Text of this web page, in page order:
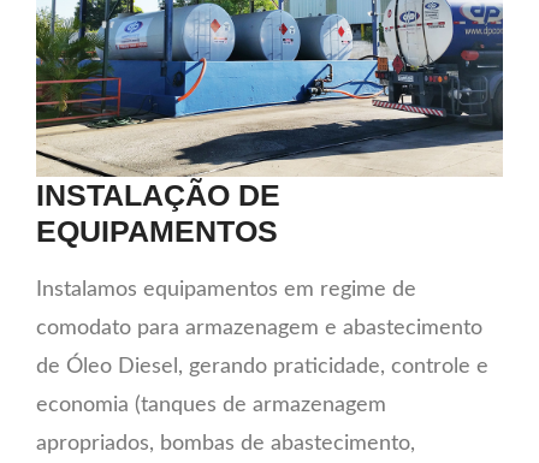
INSTALAÇÃO DE
EQUIPAMENTOS
Instalamos equipamentos em regime de
comodato para armazenagem e abastecimento
de Óleo Diesel, gerando praticidade, controle e
economia (tanques de armazenagem
apropriados, bombas de abastecimento,